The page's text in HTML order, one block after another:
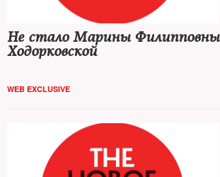
Не стало Марины Филипповны
Ходорковской
WEB EXCLUSIVE